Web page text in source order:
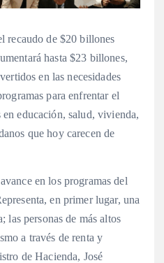
recaudo de $20 billones
hasta $23 billones,
en las necesidades
para enfrentar el
educación, salud, vivienda,
que hoy carecen de
en los programas del
en primer lugar, una
las personas de más altos
a través de renta y
de Hacienda, José